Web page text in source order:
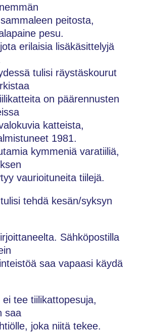
peitosta,
pesu.
erilaisia lisäkäsittelyjä
tulisi räystäskourut
on päärennusten
katteista,
1981.
kymmeniä varatiiliä,
vaurioituneita tiilejä.
tehdä kesän/syksyn
Sähköpostilla
saa vapaasi käydä
tee tiilikattopesuja,
saa
joka niitä tekee.